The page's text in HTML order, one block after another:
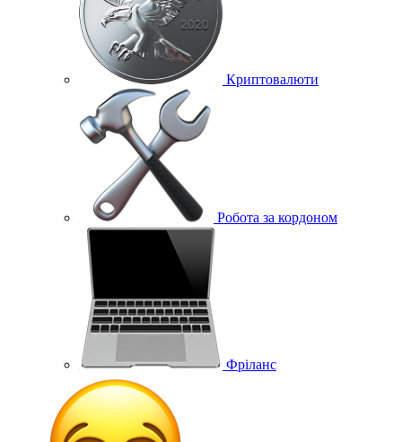
Криптовалюти
Робота за кордоном
Фріланс